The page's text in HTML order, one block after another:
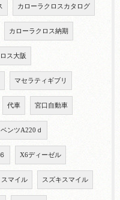
カローラクロスカタログ
カローラクロス納期
ス大阪
マセラティギブリ
代車 宮口自動車
ベンツA220ｄ
X6ディーゼル
スマイル スズキスマイル